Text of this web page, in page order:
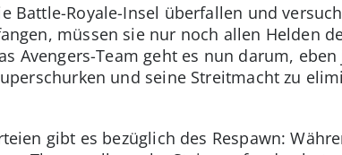
Battle-Royale-Insel überfallen und
müssen sie nur noch allen Helden
Avengers-Team geht es nun darum,
und seine Streitmacht zu
gibt es bezüglich des Respawn: